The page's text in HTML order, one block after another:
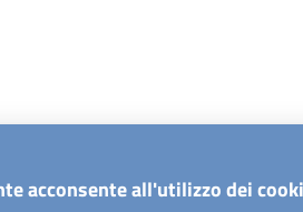
acconsente all'utilizzo dei